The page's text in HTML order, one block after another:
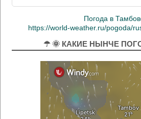
Погода в
https://world-weather.ru/pogoda/
☂ 🌞 КАКИЕ НЫНЧЕ